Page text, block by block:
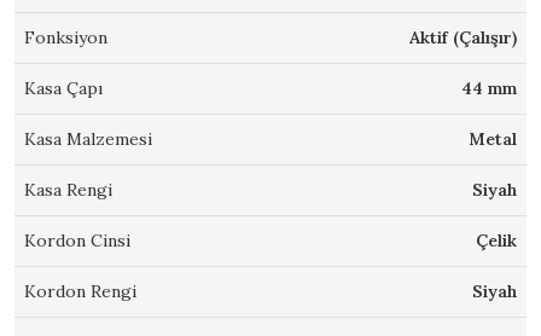
Fonksiyon Aktif (Çalışır)
Kasa Çapı 44 mm
Kasa Malzemesi Metal
Kasa Rengi Siyah
Kordon Cinsi Çelik
Kordon Rengi Siyah